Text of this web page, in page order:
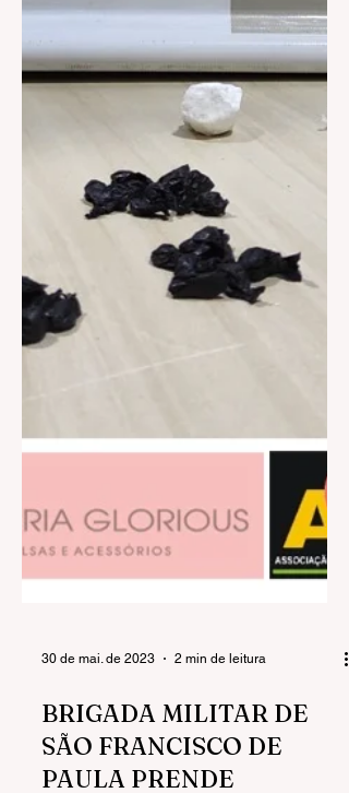
30 de mai. de 2023 2 min de leitura